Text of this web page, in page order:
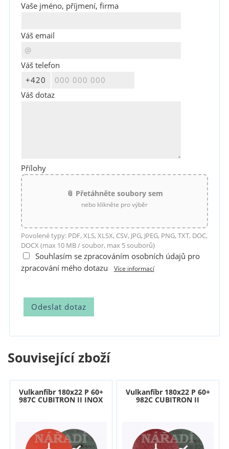
Vaše jméno, příjmení, firma
Váš email
Váš telefon
Váš dotaz
Přílohy
📎 Přetáhněte soubory sem
nebo klikněte pro výběr
Povolené typy: PDF, XLS, XLSX, CSV, JPG, JPEG, PNG, TXT, DOC,
DOCX (max 10 MB / soubor, max 5 souborů)
Souhlasím se zpracováním osobních údajů pro
zpracování mého dotazu
Více informací
Související zboží
Vulkanfíbr 180x22 P 60+
987C CUBITRON II INOX
Vulkanfíbr 180x22 P 60+
982C CUBITRON II